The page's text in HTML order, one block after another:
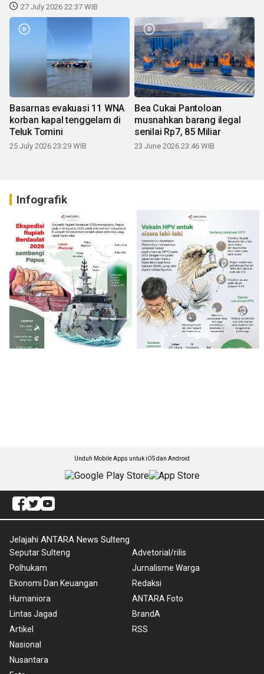
27 July 2026 22:37 WIB
Basarnas evakuasi 11 WNA
korban kapal tenggelam di
Teluk Tomini
25 July 2026 23:29 WIB
Bea Cukai Pantoloan
musnahkan barang ilegal
senilai Rp7, 85 Miliar
23 June 2026 23:46 WIB
Infografik
Unduh Mobile Apps untuk iOS dan Android
Jelajahi ANTARA News Sulteng
Seputar Sulteng
Polhukam
Ekonomi Dan Keuangan
Humaniora
Lintas Jagad
Artikel
Nasional
Nusantara
Advetorial/rilis
Jurnalisme Warga
Redaksi
ANTARA Foto
BrandA
RSS